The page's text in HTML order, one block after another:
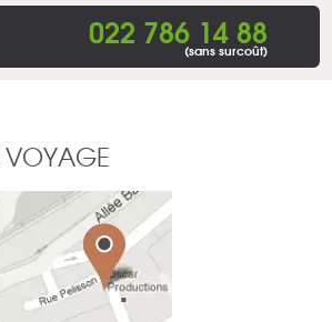
022 786 14 88
(sans surcoût)